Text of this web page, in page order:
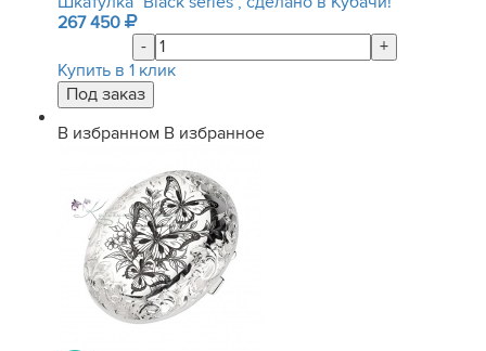
267 450
-
+
Купить в 1 клик
В избранном В избранное